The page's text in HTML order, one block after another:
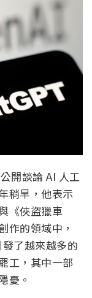
開談論 AI 人工
稍早，他表示
《俠盜獵車
作的領域中，
了越來越多的
工，其中一部
憂。